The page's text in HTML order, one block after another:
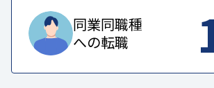
同業同職種
への転職